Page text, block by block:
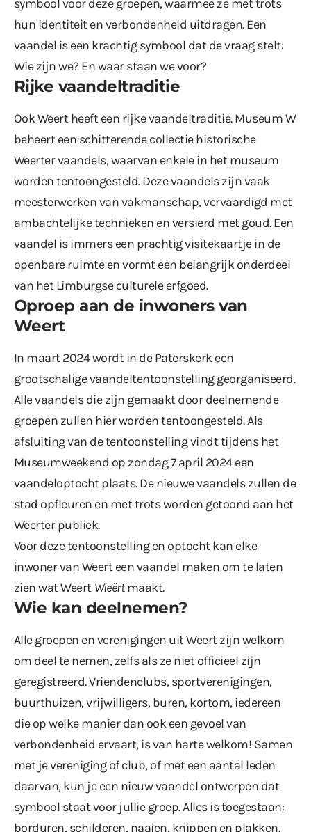
symbool voor deze groepen, waarmee ze met trots
hun identiteit en verbondenheid uitdragen. Een
vaandel is een krachtig symbool dat de vraag stelt:
Wie zijn we? En waar staan we voor?
Rijke vaandeltraditie
Ook Weert heeft een rijke vaandeltraditie. Museum W
beheert een schitterende collectie historische
Weerter vaandels, waarvan enkele in het museum
worden tentoongesteld. Deze vaandels zijn vaak
meesterwerken van vakmanschap, vervaardigd met
ambachtelijke technieken en versierd met goud. Een
vaandel is immers een prachtig visitekaartje in de
openbare ruimte en vormt een belangrijk onderdeel
van het Limburgse culturele erfgoed.
Oproep aan de inwoners van
Weert
In maart 2024 wordt in de Paterskerk een
grootschalige vaandeltentoonstelling georganiseerd.
Alle vaandels die zijn gemaakt door deelnemende
groepen zullen hier worden tentoongesteld. Als
afsluiting van de tentoonstelling vindt tijdens het
Museumweekend op zondag 7 april 2024 een
vaandeloptocht plaats. De nieuwe vaandels zullen de
stad opfleuren en met trots worden getoond aan het
Weerter publiek.
Voor deze tentoonstelling en optocht kan elke
inwoner van Weert een vaandel maken om te laten
zien wat Weert Wieërtmaakt.
Wie kan deelnemen?
Alle groepen en verenigingen uit Weert zijn welkom
om deel te nemen, zelfs als ze niet officieel zijn
geregistreerd. Vriendenclubs, sportverenigingen,
buurthuizen, vrijwilligers, buren, kortom, iedereen
die op welke manier dan ook een gevoel van
verbondenheid ervaart, is van harte welkom! Samen
met je vereniging of club, of met een aantal leden
daarvan, kun je een nieuw vaandel ontwerpen dat
symbool staat voor jullie groep. Alles is toegestaan:
borduren, schilderen, naaien, knippen en plakken.